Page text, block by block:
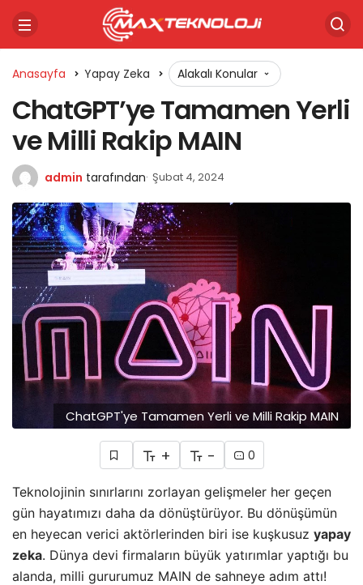
Anasayfa Yapay Zeka Alakalı Konular
ChatGPT’ye Tamamen Yerli
ve Milli Rakip MAIN
admin tarafından Şubat 4, 2024
ChatGPT'ye Tamamen Yerli ve Milli Rakip MAIN
+ - 0
Teknolojinin sınırlarını zorlayan gelişmeler her geçen
gün hayatımızı daha da dönüştürüyor. Bu dönüşümün
en heyecan verici aktörlerinden biri ise kuşkusuz yapay
zeka. Dünya devi firmaların büyük yatırımlar yaptığı bu
alanda, milli gururumuz MAIN de sahneye adım attı!